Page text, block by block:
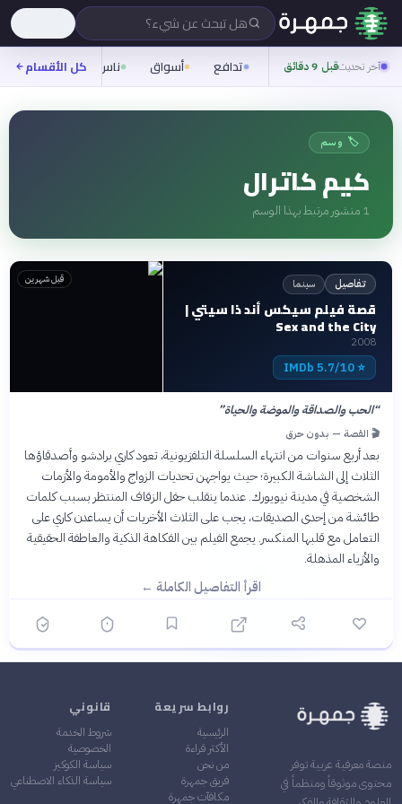
هل تبحث عن شيء؟
آخر تحديثقبل 9 دقائق تدافع أسواق ناس روح
كل الأقسام
🏷️ وسم
كيم كاترال
1 منشور مرتبط بهذا الوسم
تفاصيل سينما
قصة فيلم سيكس أند ذا سيتي |
Sex and the City
2008
⭐
5.7/10 IMDb
قبل شهرين
“الحب والصداقة والموضة والحياة”
🎬 القصة — بدون حرق
بعد أربع سنوات من انتهاء السلسلة التلفزيونية، تعود كاري برادشو وأصدقاؤها
الثلاث إلى الشاشة الكبيرة؛ حيث يواجهن تحديات الزواج والأمومة والأزمات
الشخصية في مدينة نيويورك. عندما ينقلب حفل الزفاف المنتظر بسبب كلمات
طائشة من إحدى الصديقات، يجب على الثلاث الأخريات أن يساعدن كاري على
التعامل مع قلبها المنكسر. يجمع الفيلم بين الفكاهة الذكية والعاطفة الحقيقية
والأزياء المذهلة.
اقرأ التفاصيل الكاملة ←
منصة معرفية عربية توفر
محتوى موثوقاً ومنظماً في
روابط سريعة
الرئيسية
الأكثر قراءة
من نحن
فريق جمهرة
مكافآت جمهرة
قانوني
شروط الخدمة
الخصوصية
سياسة الكوكيز
سياسة الذكاء الاصطناعي